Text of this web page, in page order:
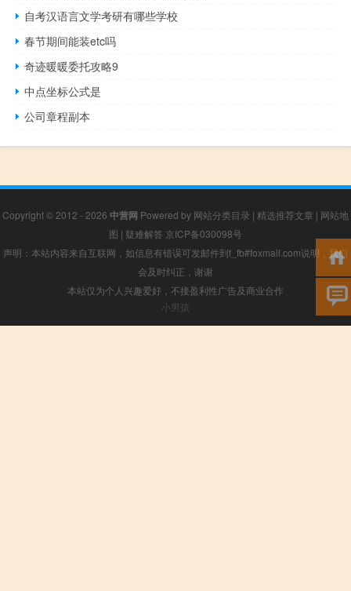
自考汉语言文学考研有哪些学校
春节期间能装etc吗
奇迹暖暖委托攻略9
中点坐标公式是
公司章程副本
Copyright © 2012 - 2026 中营网 Powered by 网站分类目录 | 精选推荐文章 | 网站地
图 | 疑难解答 京ICP备030098号
声明：本站内容来自互联网，如信息有错误可发邮件到f_fb#foxmail.com说明，我们
会及时纠正，谢谢
本站仅为个人兴趣爱好，不接盈利性广告及商业合作
小男孩